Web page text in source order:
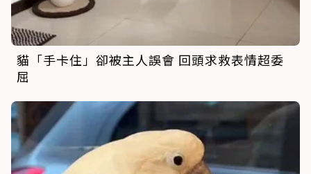
貓「手卡住」卻被主人誤會 回頭求救表情超委
屈